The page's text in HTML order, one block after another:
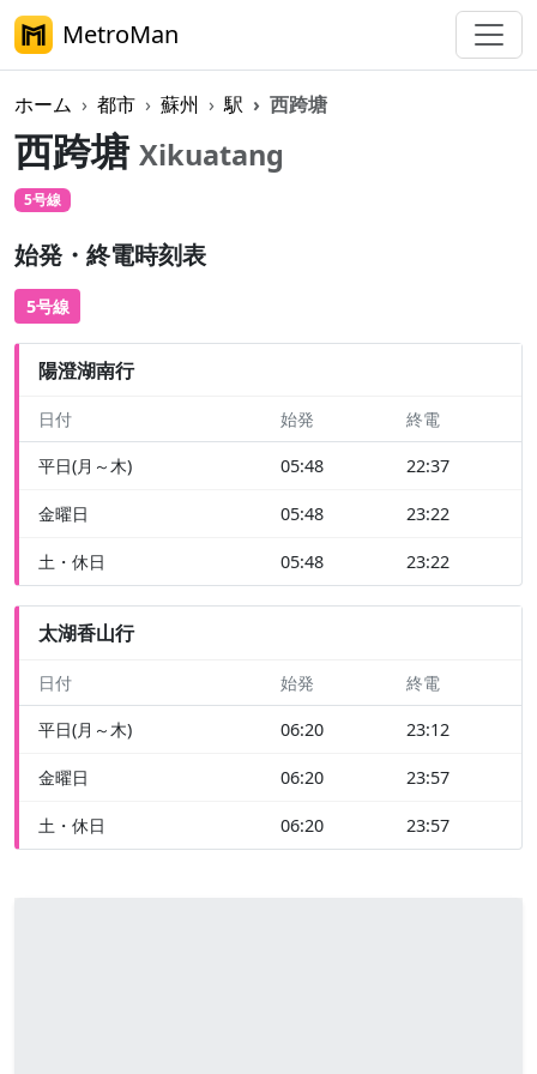
MetroMan
ホーム 都市 蘇州 駅 西跨塘
西跨塘 Xikuatang
5号線
始発・終電時刻表
5号線
陽澄湖南行
日付 始発 終電
平日(月～木) 05:48 22:37
金曜日 05:48 23:22
土・休日 05:48 23:22
太湖香山行
日付 始発 終電
平日(月～木) 06:20 23:12
金曜日 06:20 23:57
土・休日 06:20 23:57